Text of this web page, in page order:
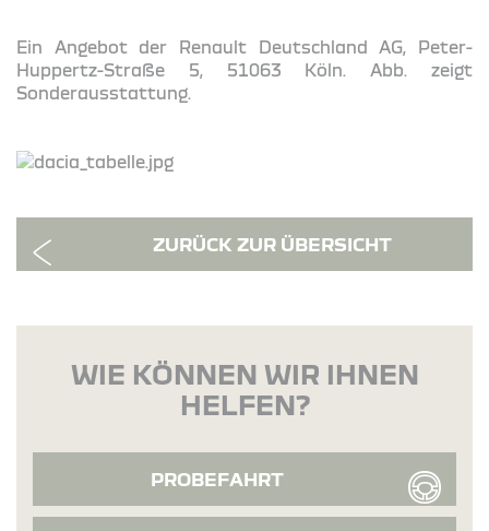
Ein Angebot der Renault Deutschland AG, Peter-
Huppertz-Straße 5, 51063 Köln. Abb. zeigt
Sonderausstattung.
ZURÜCK ZUR ÜBERSICHT
WIE KÖNNEN WIR IHNEN
HELFEN?
PROBEFAHRT